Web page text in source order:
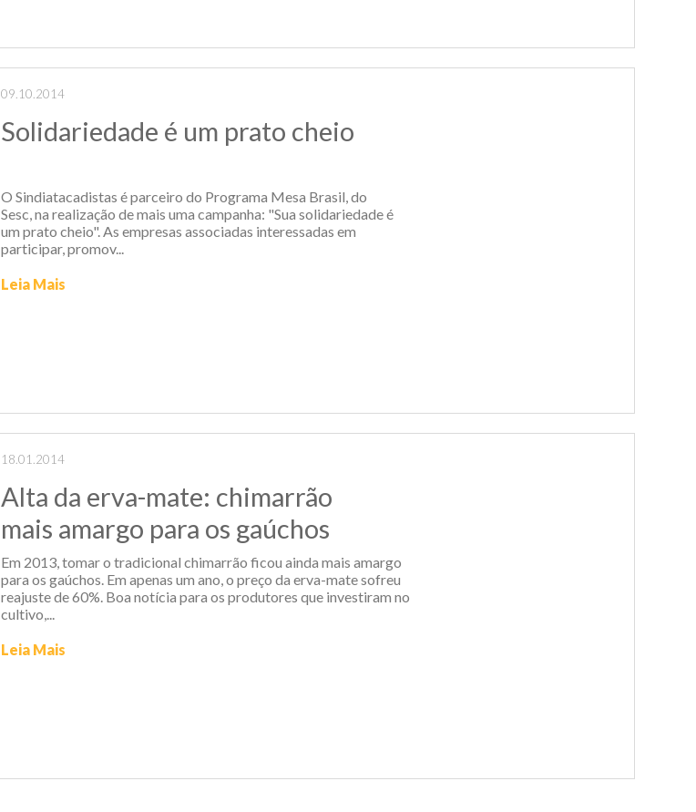
09.10.2014
Solidariedade é um prato cheio
O Sindiatacadistas é parceiro do Programa Mesa Brasil, do
Sesc, na realização de mais uma campanha: "Sua solidariedade é
um prato cheio". As empresas associadas interessadas em
participar, promov...
Leia Mais
18.01.2014
Alta da erva-mate: chimarrão
mais amargo para os gaúchos
Em 2013, tomar o tradicional chimarrão ficou ainda mais amargo
para os gaúchos. Em apenas um ano, o preço da erva-mate sofreu
reajuste de 60%. Boa notícia para os produtores que investiram no
cultivo,...
Leia Mais